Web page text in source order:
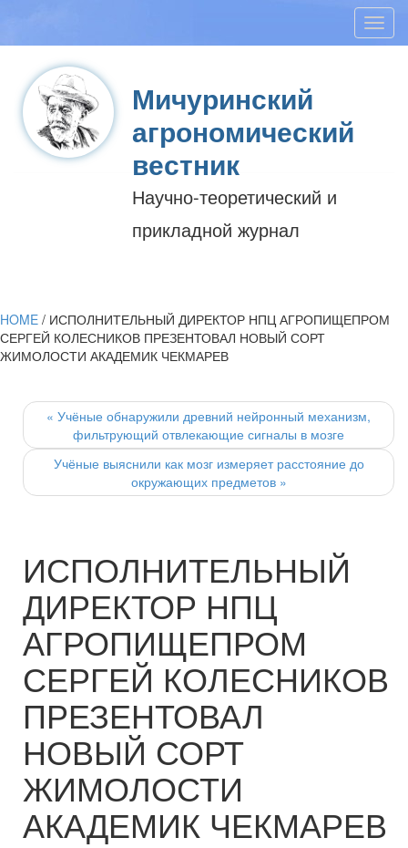
Мичуринский
агрономический
вестник
Научно-теоретический и
прикладной журнал
HOME / ИСПОЛНИТЕЛЬНЫЙ ДИРЕКТОР НПЦ АГРОПИЩЕПРОМ
СЕРГЕЙ КОЛЕСНИКОВ ПРЕЗЕНТОВАЛ НОВЫЙ СОРТ
ЖИМОЛОСТИ АКАДЕМИК ЧЕКМАРЕВ
Post
navigation
« Учёные обнаружили древний нейронный механизм,
фильтрующий отвлекающие сигналы в мозге
Учёные выяснили как мозг измеряет расстояние до
окружающих предметов »
ИСПОЛНИТЕЛЬНЫЙ
ДИРЕКТОР НПЦ
АГРОПИЩЕПРОМ
СЕРГЕЙ КОЛЕСНИКОВ
ПРЕЗЕНТОВАЛ
НОВЫЙ СОРТ
ЖИМОЛОСТИ
АКАДЕМИК ЧЕКМАРЕВ